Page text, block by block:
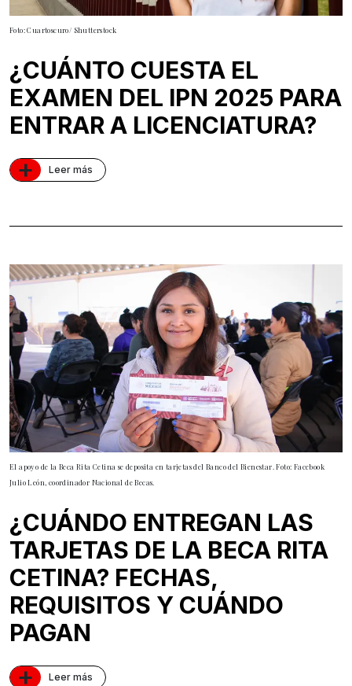
Foto: Cuartoscuro/ Shutterstock
¿CUÁNTO CUESTA EL
EXAMEN DEL IPN 2025 PARA
ENTRAR A LICENCIATURA?
+ Leer más
El apoyo de la Beca Rita Cetina se deposita en tarjetas del Banco del Bienestar. Foto: Facebook
Julio León, coordinador Nacional de Becas.
¿CUÁNDO ENTREGAN LAS
TARJETAS DE LA BECA RITA
CETINA? FECHAS,
REQUISITOS Y CUÁNDO
PAGAN
+ Leer más